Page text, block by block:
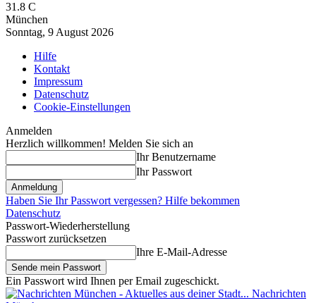
31.8 C
München
Sonntag, 9 August 2026
Hilfe
Kontakt
Impressum
Datenschutz
Cookie-Einstellungen
Anmelden
Herzlich willkommen! Melden Sie sich an
Ihr Benutzername
Ihr Passwort
Haben Sie Ihr Passwort vergessen? Hilfe bekommen
Datenschutz
Passwort-Wiederherstellung
Passwort zurücksetzen
Ihre E-Mail-Adresse
Ein Passwort wird Ihnen per Email zugeschickt.
Nachrichten